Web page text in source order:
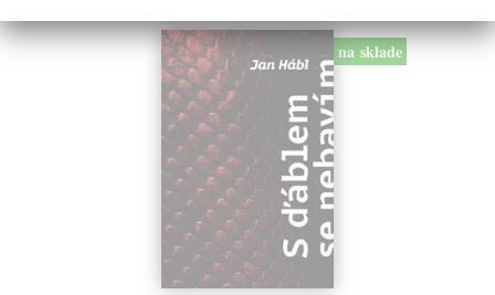
na sklade